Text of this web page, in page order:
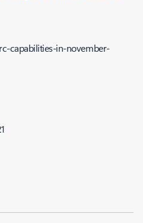
capabilities-in-november-